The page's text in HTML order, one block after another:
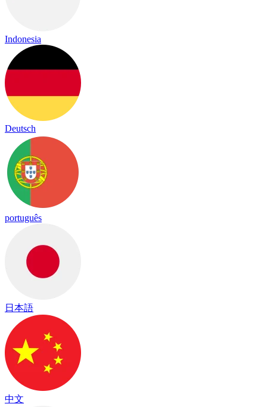
Indonesia
Deutsch
português
日本語
中文